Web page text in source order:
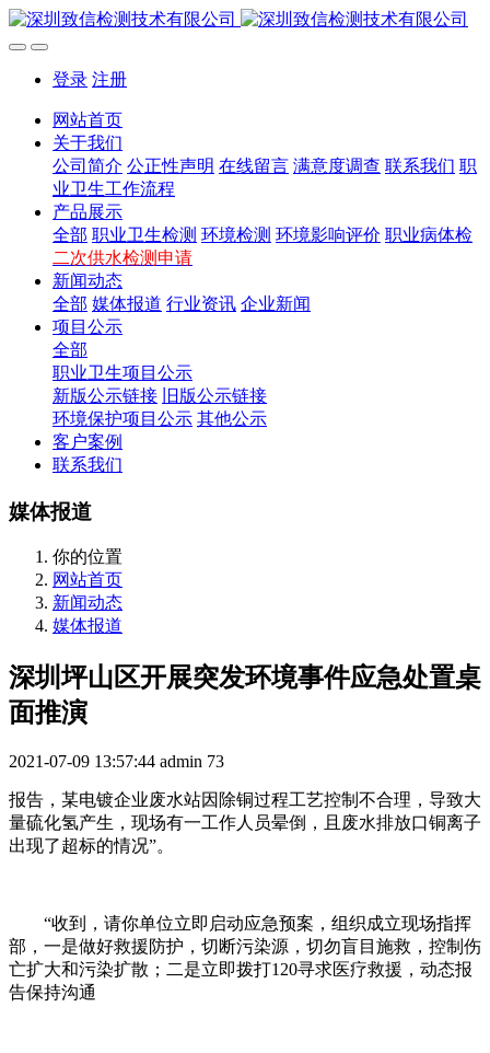
登录 注册
网站首页
关于我们
公司简介 公正性声明 在线留言 满意度调查 联系我们 职
业卫生工作流程
产品展示
全部 职业卫生检测 环境检测 环境影响评价 职业病体检
二次供水检测申请
新闻动态
全部 媒体报道 行业资讯 企业新闻
项目公示
全部
职业卫生项目公示
新版公示链接
旧版公示链接
环境保护项目公示 其他公示
客户案例
联系我们
媒体报道
你的位置
网站首页
新闻动态
媒体报道
深圳坪山区开展突发环境事件应急处置桌
面推演
2021-07-09 13:57:44 admin 73
报告，某电镀企业废水站因除铜过程工艺控制不合理，导致大
量硫化氢产生，现场有一工作人员晕倒，且废水排放口铜离子
出现了超标的情况”。
“收到，请你单位立即启动应急预案，组织成立现场指挥
部，一是做好救援防护，切断污染源，切勿盲目施救，控制伤
亡扩大和污染扩散；二是立即拨打120寻求医疗救援，动态报
告保持沟通